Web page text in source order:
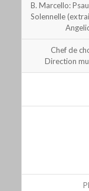
B. Marcello:
Solennelle
Chef de
Direction